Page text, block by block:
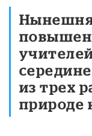
из трех
природе